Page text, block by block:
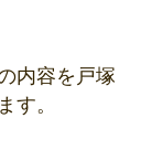
内容を戸塚
す。